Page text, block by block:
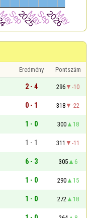
Eredmény
Pontszám
2 - 4 296
-10
0 - 1 318
-22
1 - 0 300
18
1 - 1 311
-11
6 - 3 305
6
1 - 0 290
15
1 - 0 272
18